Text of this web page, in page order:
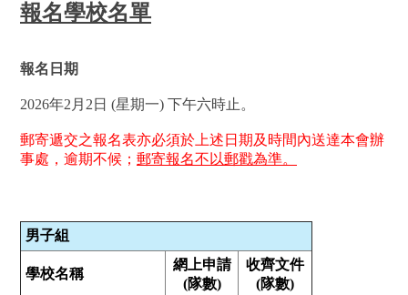
報名學校名單
報名日期
2026年2月2日 (星期一) 下午六時止。
郵寄遞交之報名表亦必須於上述日期及時間內送達本會辦
事處，逾期不候； 郵寄報名不以郵戳為準。
男子組
學校名稱
網上申請
(隊數)
收齊文件
(隊數)